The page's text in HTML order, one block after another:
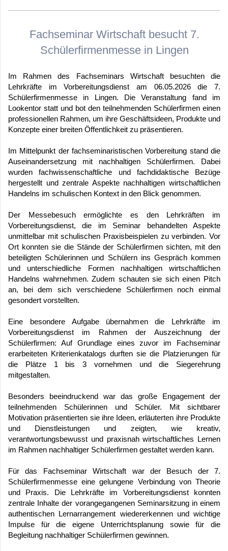
Fachseminar Wirtschaft besucht 7.
Schülerfirmenmesse in Lingen
Im Rahmen des Fachseminars Wirtschaft besuchten die
Lehrkräfte im Vorbereitungsdienst am 06.05.2026 die 7.
Schülerfirmenmesse in Lingen. Die Veranstaltung fand im
Lookentor statt und bot den teilnehmenden Schülerfirmen einen
professionellen Rahmen, um ihre Geschäftsideen, Produkte und
Konzepte einer breiten Öffentlichkeit zu präsentieren.
Im Mittelpunkt der fachseminaristischen Vorbereitung stand die
Auseinandersetzung mit nachhaltigen Schülerfirmen. Dabei
wurden fachwissenschaftliche und fachdidaktische Bezüge
hergestellt und zentrale Aspekte nachhaltigen wirtschaftlichen
Handelns im schulischen Kontext in den Blick genommen.
Der Messebesuch ermöglichte es den Lehrkräften im
Vorbereitungsdienst, die im Seminar behandelten Aspekte
unmittelbar mit schulischen Praxisbeispielen zu verbinden. Vor
Ort konnten sie die Stände der Schülerfirmen sichten, mit den
beteiligten Schülerinnen und Schülern ins Gespräch kommen
und unterschiedliche Formen nachhaltigen wirtschaftlichen
Handelns wahrnehmen. Zudem schauten sie sich einen Pitch
an, bei dem sich verschiedene Schülerfirmen noch einmal
gesondert vorstellten.
Eine besondere Aufgabe übernahmen die Lehrkräfte im
Vorbereitungsdienst im Rahmen der Auszeichnung der
Schülerfirmen: Auf Grundlage eines zuvor im Fachseminar
erarbeiteten Kriterienkatalogs durften sie die Platzierungen für
die Plätze 1 bis 3 vornehmen und die Siegerehrung
mitgestalten.
Besonders beeindruckend war das große Engagement der
teilnehmenden Schülerinnen und Schüler. Mit sichtbarer
Motivation präsentierten sie ihre Ideen, erläuterten ihre Produkte
und Dienstleistungen und zeigten, wie kreativ,
verantwortungsbewusst und praxisnah wirtschaftliches Lernen
im Rahmen nachhaltiger Schülerfirmen gestaltet werden kann.
Für das Fachseminar Wirtschaft war der Besuch der 7.
Schülerfirmenmesse eine gelungene Verbindung von Theorie
und Praxis. Die Lehrkräfte im Vorbereitungsdienst konnten
zentrale Inhalte der vorangegangenen Seminarsitzung in einem
authentischen Lernarrangement wiedererkennen und wichtige
Impulse für die eigene Unterrichtsplanung sowie für die
Begleitung nachhaltiger Schülerfirmen gewinnen.